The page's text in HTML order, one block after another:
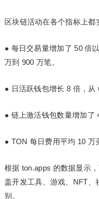
区块链活动在各个指标上都
● 每日交易量增加了 50 倍
万到 900 万笔。
● 日活跃钱包增长 8 倍，从
● 链上激活钱包数量增加了
● TON 每日费用平均 10 万
根据 ton.apps 的数据显示
盖开发工具、游戏、NFT、
别。